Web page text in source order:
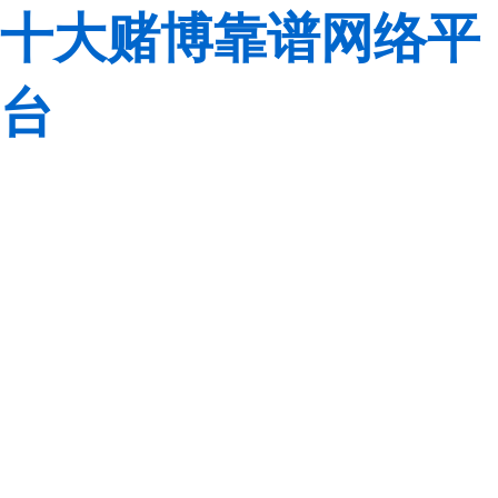
十大赌博靠谱网络平
台